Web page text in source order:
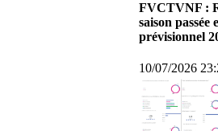
FVCTVNF :
saison passée
prévisionnel
10/07/2026